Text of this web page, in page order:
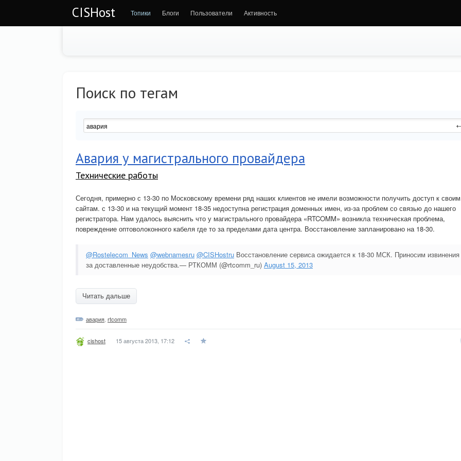
CISHost Топики Блоги Пользователи Активность
Поиск по тегам
Авария у магистрального провайдера
Технические работы
Сегодня, примерно с 13-30 по Московскому времени ряд наших клиентов не имели возможности получить доступ к своим
сайтам. с 13-30 и на текущий момент 18-35 недоступна регистрация доменных имен, из-за проблем со связью до нашего
регистратора. Нам удалось выяснить что у магистрального провайдера «RTCOMM» возникла техническая проблема,
повреждение оптоволоконного кабеля где то за пределами дата центра. Восстановление запланировано на 18-30.
@Rostelecom_News @webnamesru @CISHostru Восстановление сервиса ожидается к 18-30 МСК. Приносим извинения
за доставленные неудобства.— РТКОММ (@rtcomm_ru) August 15, 2013
Читать дальше
авария rtcomm
cishost 15 августа 2013, 17:12